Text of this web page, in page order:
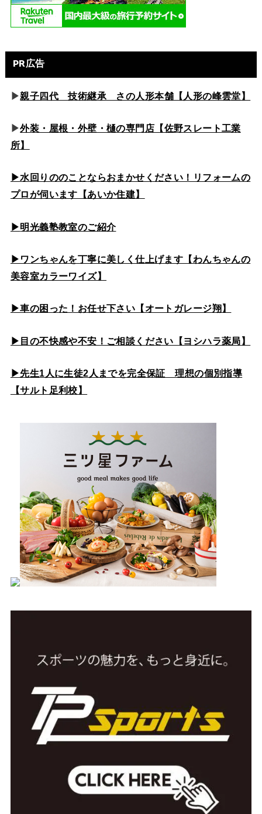
PR広告
▶親子四代 技術継承 さの人形本舗【人形の峰雲堂】
▶外装・屋根・外壁・樋の専門店【佐野スレート工業
所】
▶水回りののことならおまかせください！リフォームの
プロが伺います【あいか住建】
▶明光義塾教室のご紹介
▶ワンちゃんを丁寧に美しく仕上げます【わんちゃんの
美容室カラーワイズ】
▶車の困った！お任せ下さい【オートガレージ翔】
▶目の不快感や不安！ご相談ください【ヨシハラ薬局】
▶先生1人に生徒2人までを完全保証 理想の個別指導
【サルト足利校】